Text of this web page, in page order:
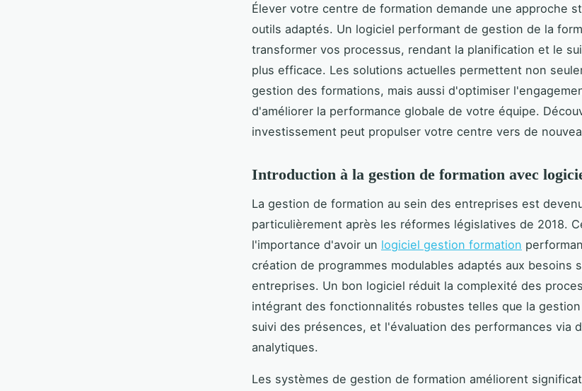
Élever votre centre de formation demande une approche
outils adaptés. Un logiciel performant de gestion de la
transformer vos processus, rendant la planification et le
plus efficace. Les solutions actuelles permettent non
gestion des formations, mais aussi d'optimiser
d'améliorer la performance globale de votre équipe.
investissement peut propulser votre centre vers de
Introduction à la gestion de formation avec
La gestion de formation au sein des entreprises est
particulièrement après les réformes législatives de 2018.
l'importance d'avoir un logiciel gestion formation
création de programmes modulables adaptés aux besoins
entreprises. Un bon logiciel réduit la complexité des
intégrant des fonctionnalités robustes telles que la
suivi des présences, et l'évaluation des performances via
analytiques.
Les systèmes de gestion de formation améliorent